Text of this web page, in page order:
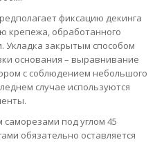
фиксацию декинга
крепежа, обработанного
Укладка закрытым способом
основания – выравнивание
с соблюдением небольшого
случае используются
саморезами под углом 45
обязательно оставляется